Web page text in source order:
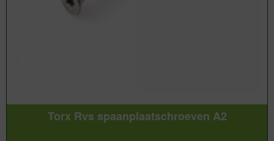
Torx Rvs spaanplaatschroeven A2